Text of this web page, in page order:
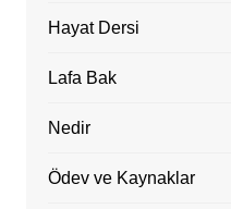
Hayat Dersi
Lafa Bak
Nedir
Ödev ve Kaynaklar